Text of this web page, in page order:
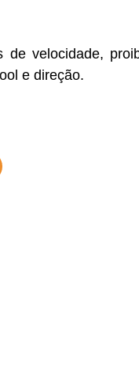
de velocidade,
e direção.